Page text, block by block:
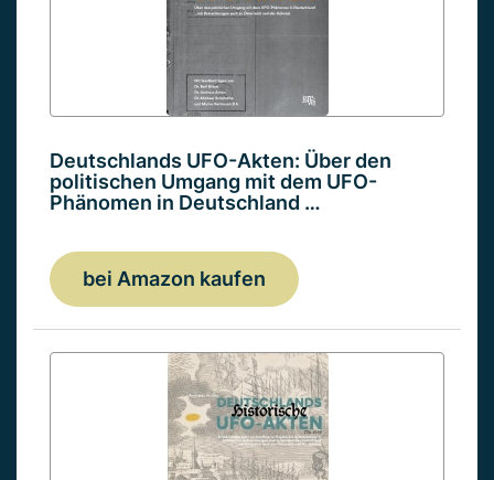
Deutschlands UFO-Akten: Über den
politischen Umgang mit dem UFO-
Phänomen in Deutschland …
bei Amazon kaufen